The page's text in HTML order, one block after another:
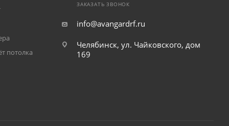
потолка
ЗАКАЗАТЬ ЗВОНОК
info@avangardrf.ru
Челябинск, ул. Чайковского, дом
169